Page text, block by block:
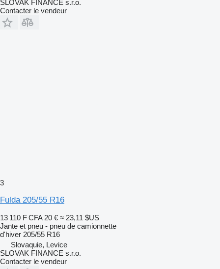
SLOVAK FINANCE s.r.o.
Contacter le vendeur
3
Fulda 205/55 R16
13 110 F CFA 20 € ≈ 23,11 $US
Jante et pneu - pneu de camionnette
d'hiver 205/55 R16
Slovaquie, Levice
SLOVAK FINANCE s.r.o.
Contacter le vendeur